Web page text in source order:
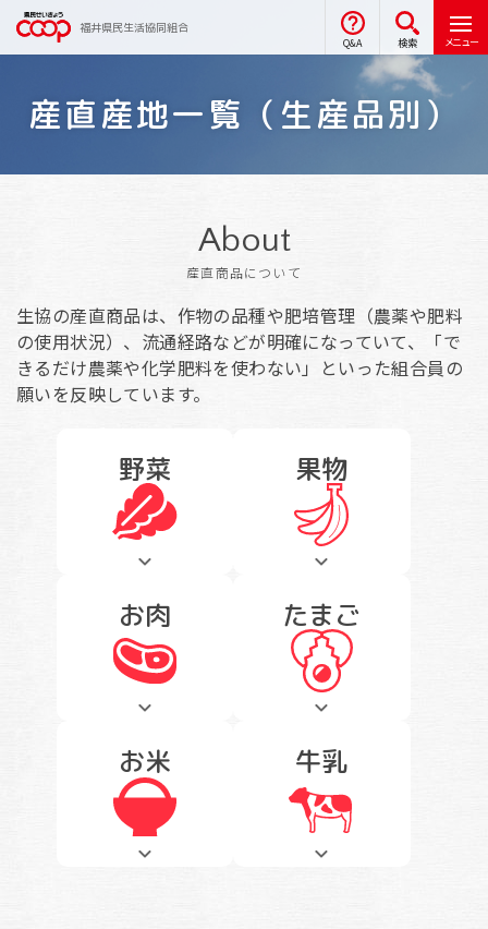
福井県民生活協同組合
Q&A 検索 メニュー
産直産地一覧（生産品別）
About
産直商品について
生協の産直商品は、作物の品種や肥培管理（農薬や肥料
の使用状況）、流通経路などが明確になっていて、「で
きるだけ農薬や化学肥料を使わない」といった組合員の
願いを反映しています。
野菜 果物
お肉 たまご
お米 牛乳